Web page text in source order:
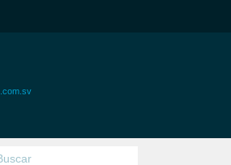
.com.sv